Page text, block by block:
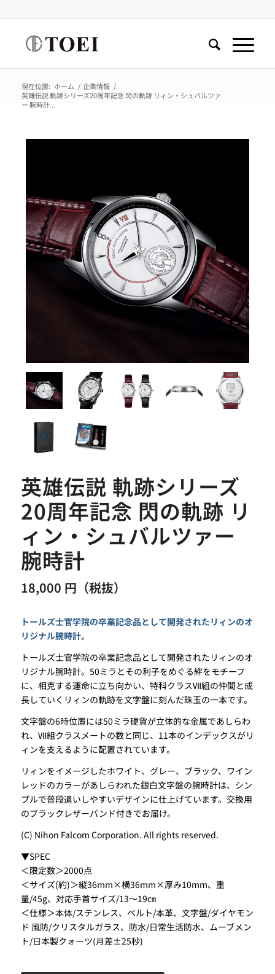
現在位置: ホーム / 企業情報 /
英雄伝説 軌跡シリーズ20周年記念 閃の軌跡 リィン・シュバルツァ
ー 腕時計...
英雄伝説 軌跡シリーズ
20周年記念 閃の軌跡 リ
ィン・シュバルツァー
腕時計
18,000 円（税抜）
トールズ士官学院の卒業記念品として開発されたリィンのオ
リジナル腕時計。
トールズ士官学院の卒業記念品として開発されたリィンのオ
リジナル腕時計。50ミラとその利子をめぐる絆をモチーフ
に、相克する運命に立ち向かい、特科クラスⅦ組の仲間と成
長していくリィンの軌跡を文字盤に刻んだ珠玉の一本です。
文字盤の6時位置には50ミラ硬貨が立体的な金属であしらわ
れ、Ⅶ組クラスメートの数と同じ、11本のインデックスがリ
ィンを支えるように配置されています。
リィンをイメージしたホワイト、グレー、ブラック、ワイン
レッドのカラーがあしらわれた銀白文字盤の腕時計は、シン
プルで普段遣いしやすいデザインに仕上げています。交換用
のブラックレザーバンド付きでお届け。
(C) Nihon Falcom Corporation. All rights reserved.
▼SPEC
＜限定数＞2000点
＜サイズ(約)＞縦36mm×横36mm×厚み10mm、重
量/45g、対応手首サイズ/13～19㎝
＜仕様＞本体/ステンレス、ベルト/本革、文字盤/ダイヤモン
ド 風防/クリスタルガラス、防水/日常生活防水、ムーブメン
ト/日本製クォーツ(月差±25秒)